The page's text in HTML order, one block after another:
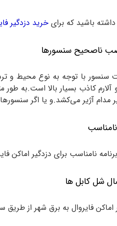
باشید که برای خرید دزدگیر
ناصحیح سنسورها
سنسور با توجه به نوع محیط و
آلارم کاذب بسیار بالا است.به
آژیر می‌کشد.و یا اگر
نامناسب برای دزدگیر اماکن
شل کابل ها
اماکن فایروال به برق شهر از